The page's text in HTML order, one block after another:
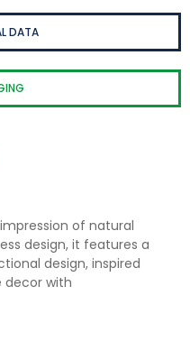
DATA
of natural
design, it features a
design, inspired
with